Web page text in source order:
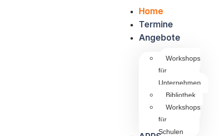
Home
Termine
Angebote
Workshops
für
Unternehmen
Bibliothek
Workshops
für
Schulen